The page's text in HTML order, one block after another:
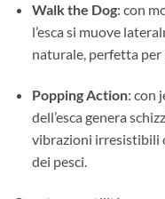
Walk the Dog: con
l’esca si muove
naturale, perfetta
Popping Action: con
dell’esca genera
vibrazioni irresistibili
dei pesci.